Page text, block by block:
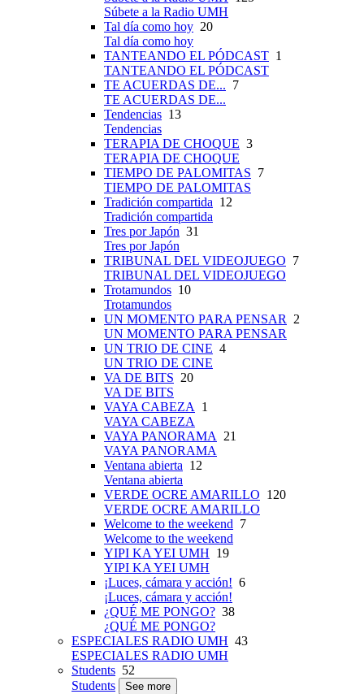
Súbete a la Radio UMH
Tal día como hoy 20
Tal día como hoy
TANTEANDO EL PÓDCAST 1
TANTEANDO EL PÓDCAST
TE ACUERDAS DE... 7
TE ACUERDAS DE...
Tendencias 13
Tendencias
TERAPIA DE CHOQUE 3
TERAPIA DE CHOQUE
TIEMPO DE PALOMITAS 7
TIEMPO DE PALOMITAS
Tradición compartida 12
Tradición compartida
Tres por Japón 31
Tres por Japón
TRIBUNAL DEL VIDEOJUEGO 7
TRIBUNAL DEL VIDEOJUEGO
Trotamundos 10
Trotamundos
UN MOMENTO PARA PENSAR
2
UN MOMENTO PARA PENSAR
UN TRIO DE CINE 4
UN TRIO DE CINE
VA DE BITS 20
VA DE BITS
VAYA CABEZA
1
VAYA CABEZA
VAYA PANORAMA
21
VAYA PANORAMA
Ventana abierta 12
Ventana abierta
VERDE OCRE AMARILLO 120
VERDE OCRE AMARILLO
Welcome to the weekend 7
Welcome to the weekend
YIPI KA YEI UMH 19
YIPI KA YEI UMH
¡Luces, cámara y acción! 6
¡Luces, cámara y acción!
¿QUÉ ME PONGO? 38
¿QUÉ ME PONGO?
ESPECIALES RADIO UMH 43
ESPECIALES RADIO UMH
Students 52
Students
See more